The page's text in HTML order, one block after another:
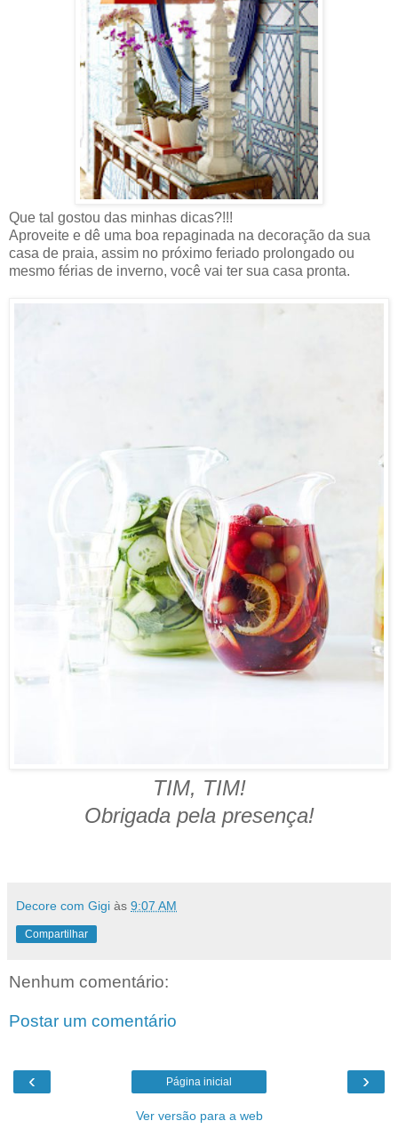
Que tal gostou das minhas dicas?!!!
Aproveite e dê uma boa repaginada na decoração da sua
casa de praia, assim no próximo feriado prolongado ou
mesmo férias de inverno, você vai ter sua casa pronta.
TIM, TIM!
Obrigada pela presença!
Decore com Gigi às 9:07 AM
Compartilhar
Nenhum comentário:
Postar um comentário
‹ ›
Página inicial
Ver versão para a web